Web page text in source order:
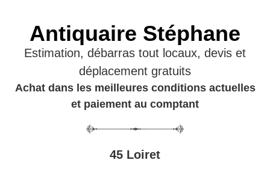
Antiquaire Stéphane
Estimation, débarras tout locaux, devis et
déplacement gratuits
Achat dans les meilleures conditions actuelles
et paiement au comptant
45 Loiret